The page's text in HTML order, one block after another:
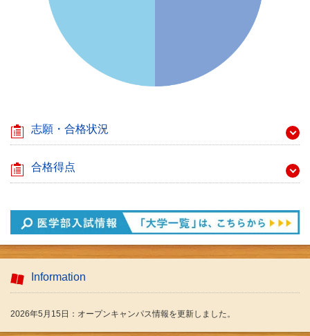
志願・合格状況
合格得点
Information
2026年5月15日：オープンキャンパス情報を更新しました。